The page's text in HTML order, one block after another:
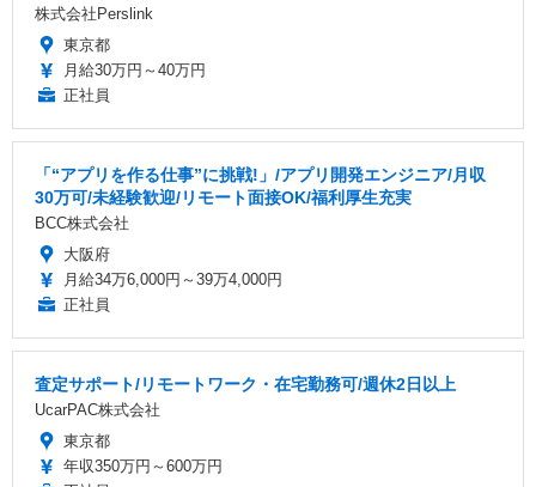
株式会社Perslink
東京都
月給30万円～40万円
正社員
「“アプリを作る仕事”に挑戦!」/アプリ開発エンジニア/月収
30万可/未経験歓迎/リモート面接OK/福利厚生充実
BCC株式会社
大阪府
月給34万6,000円～39万4,000円
正社員
査定サポート/リモートワーク・在宅勤務可/週休2日以上
UcarPAC株式会社
東京都
年収350万円～600万円